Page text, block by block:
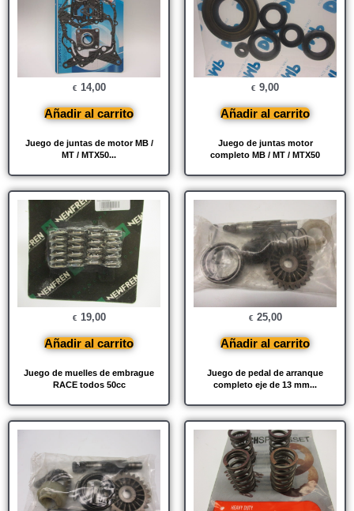
Juego de juntas de motor MB /
MT / MTX50...
€ 14,00
Añadir al carrito
Juego de juntas motor
completo MB / MT / MTX50
€ 9,00
Añadir al carrito
Juego de muelles de embrague
RACE todos 50cc
€ 19,00
Añadir al carrito
Juego de pedal de arranque
completo eje de 13 mm...
€ 25,00
Añadir al carrito